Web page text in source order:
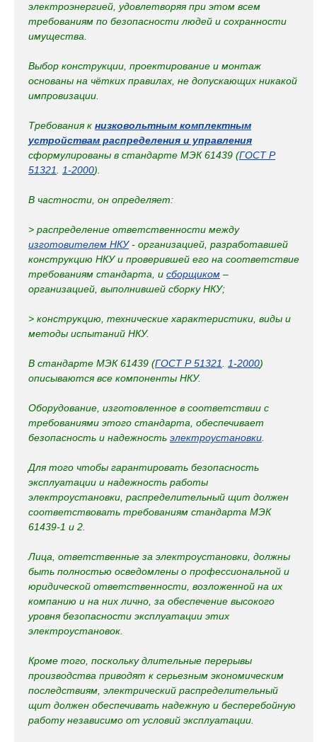
электроэнергией, удовлетворяя при этом всем
требованиям по безопасности людей и сохранности
имущества.
Выбор конструкции, проектирование и монтаж
основаны на чётких правилах, не допускающих никакой
импровизации.
Требования к низковольтным комплектным
устройствам распределения и управления
сформулированы в стандарте МЭК 61439 (ГОСТ Р
51321
1-2000).
В частности, он определяет:
> распределение ответственности между
изготовителем НКУ- организацией, разработавшей
конструкцию НКУ и проверившей его на соответствие
требованиям стандарта, и сборщиком –
организацией, выполнившей сборку НКУ;
> конструкцию, технические характеристики, виды и
методы испытаний НКУ.
В стандарте МЭК 61439 (ГОСТ Р 51321 1-2000)
описываются все компоненты НКУ.
Оборудование, изготовленное в соответствии с
требованиями этого стандарта, обеспечивает
безопасность и надежность электроустановки
Для того чтобы гарантировать безопасность
эксплуатации и надежность работы
электроустановки, распределительный щит должен
соответствовать требованиям стандарта МЭК
61439-1 и 2.
Лица, ответственные за электроустановки, должны
быть полностью осведомлены о профессиональной и
юридической ответственности, возложенной на их
компанию и на них лично, за обеспечение высокого
уровня безопасности эксплуатации этих
электроустановок.
Кроме того, поскольку длительные перерывы
производства приводят к серьезным экономическим
последствиям, электрический распределительный
щит должен обеспечивать надежную и бесперебойную
работу независимо от условий эксплуатации.